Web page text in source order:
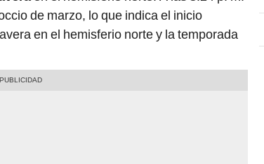
de marzo, lo que indica el inicio
en el hemisferio norte y la temporada